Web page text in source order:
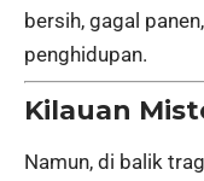
bersih, gagal
penghidupan.
Kilauan
Namun, di balik